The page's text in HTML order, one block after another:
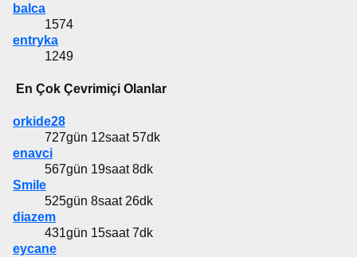
balca
1574
entryka
1249
En Çok Çevrimiçi Olanlar
orkide28
727gün 12saat 57dk
enavci
567gün 19saat 8dk
Smile
525gün 8saat 26dk
diazem
431gün 15saat 7dk
eycane